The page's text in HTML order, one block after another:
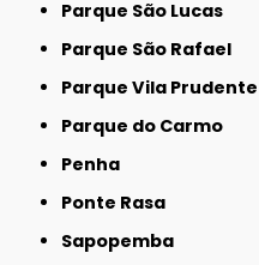
Parque São Lucas
Parque São Rafael
Parque Vila Prudente
Parque do Carmo
Penha
Ponte Rasa
Sapopemba